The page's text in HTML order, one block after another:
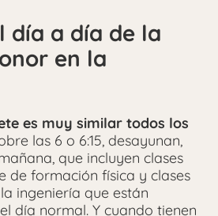
día a día de la
en la
es muy similar todos los
las 6 o 6:15, desayunan,
que incluyen clases
de formación física y clases
ingeniería que están
día normal. Y cuando tienen